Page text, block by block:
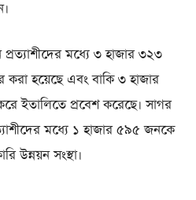
মধ্যে ৩ হাজার ৩২৩
হয়েছে এবং বাকি ৩ হাজার
ইতালিতে প্রবেশ করেছে। সাগর
মধ্যে ১ হাজার ৫৯৫ জনকে
উন্নয়ন সংস্থা।